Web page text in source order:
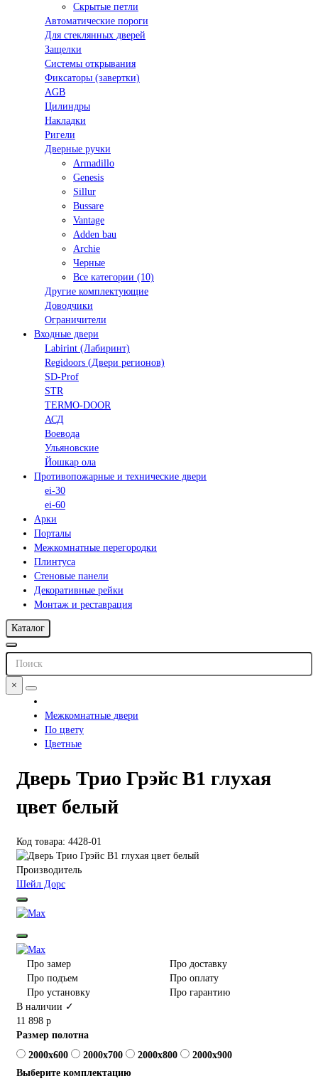
Скрытые петли
Автоматические пороги
Для стеклянных дверей
Защелки
Системы открывания
Фиксаторы (завертки)
AGB
Цилиндры
Накладки
Ригели
Дверные ручки
Armadillo
Genesis
Sillur
Bussare
Vantage
Adden bau
Archie
Черные
Все категории (10)
Другие комплектующие
Доводчики
Ограничители
Входные двери
Labirint (Лабиринт)
Regidoors (Двери регионов)
SD-Prof
STR
TERMO-DOOR
АСД
Воевода
Ульяновские
Йошкар ола
Противопожарные и технические двери
ei-30
ei-60
Арки
Порталы
Межкомнатные перегородки
Плинтуса
Стеновые панели
Декоративные рейки
Монтаж и реставрация
Каталог
×
Межкомнатные двери
По цвету
Цветные
Дверь Трио Грэйс В1 глухая
цвет белый
Код товара: 4428-01
Производитель
Шейл Дорс
Про замер
Про доставку
Про подъем
Про оплату
Про установку
Про гарантию
В наличии ✓
11 898 р
Размер полотна
2000x600
2000x700 2000x800
2000x900
Выберите комплектацию